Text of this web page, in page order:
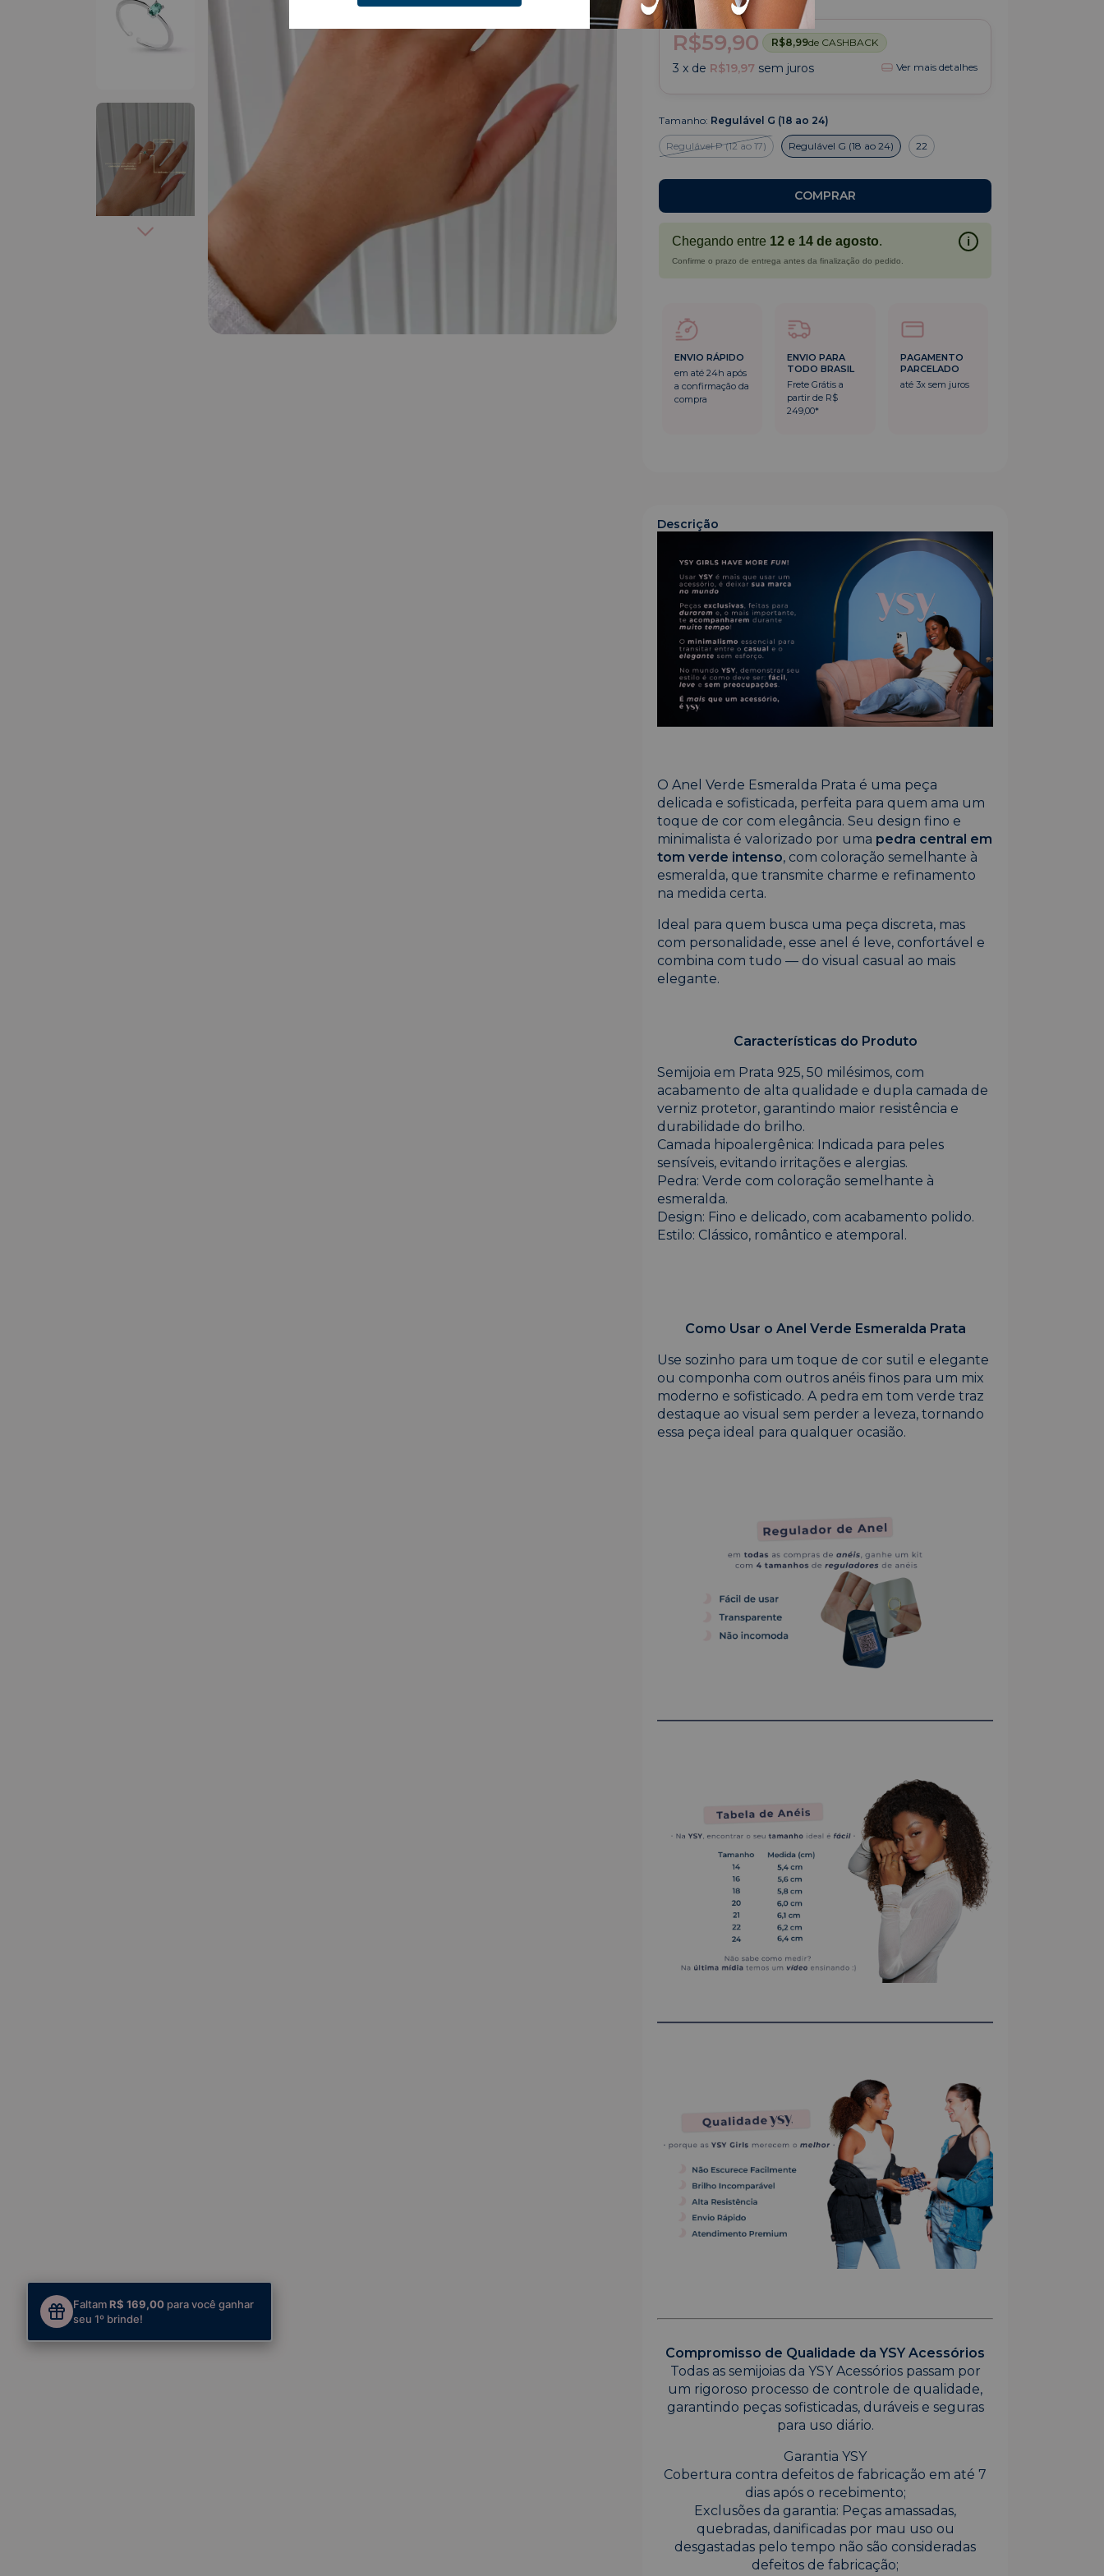
(3)
R$59,90 R$8,99de CASHBACK
3 x de R$19,97 sem juros Ver mais detalhes
Tamanho: Regulável G (18 ao 24)
Regulável P (12 ao 17) Regulável G (18 ao 24) 22
Chegando entre 12 e 14 de agosto. i
Confirme o prazo de entrega antes da finalização do pedido.
ENVIO RÁPIDO
em até 24h após
a confirmação da
compra
ENVIO PARA
TODO BRASIL
Frete Grátis a
partir de R$
249,00*
PAGAMENTO
PARCELADO
até 3x sem juros
Descrição
O Anel Verde Esmeralda Prata é uma peça
delicada e sofisticada, perfeita para quem ama um
toque de cor com elegância. Seu design fino e
minimalista é valorizado por uma pedra central em
tom verde intenso, com coloração semelhante à
esmeralda, que transmite charme e refinamento
na medida certa.
Ideal para quem busca uma peça discreta, mas
com personalidade, esse anel é leve, confortável e
combina com tudo — do visual casual ao mais
elegante.
Características do Produto
Semijoia em Prata 925, 50 milésimos, com
acabamento de alta qualidade e dupla camada de
verniz protetor, garantindo maior resistência e
durabilidade do brilho.
Camada hipoalergênica: Indicada para peles
sensíveis, evitando irritações e alergias.
Pedra: Verde com coloração semelhante à
esmeralda.
Design: Fino e delicado, com acabamento polido.
Estilo: Clássico, romântico e atemporal.
Como Usar o Anel Verde Esmeralda Prata
Use sozinho para um toque de cor sutil e elegante
ou componha com outros anéis finos para um mix
moderno e sofisticado. A pedra em tom verde traz
destaque ao visual sem perder a leveza, tornando
essa peça ideal para qualquer ocasião.
Compromisso de Qualidade da YSY Acessórios
Todas as semijoias da YSY Acessórios passam por
um rigoroso processo de controle de qualidade,
garantindo peças sofisticadas, duráveis e seguras
para uso diário.
Garantia YSY
Cobertura contra defeitos de fabricação em até 7
dias após o recebimento;
Exclusões da garantia: Peças amassadas,
quebradas, danificadas por mau uso ou
desgastadas pelo tempo não são consideradas
defeitos de fabricação;
FaltamR$ 169,00 para você ganhar
seu 1º brinde!